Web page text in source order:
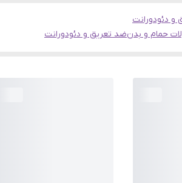
و دئودورانت
حمام و بدنضد تعریق و دئودورانت